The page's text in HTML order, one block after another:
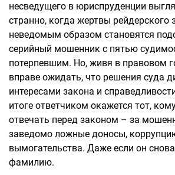
несведущего в юриспруденции
странно, когда жертвы рейдерского
неведомым образом становятся
серийный мошенник с пятью
потерпевшим. Но, живя в правовом
вправе ожидать, что решения суда
интересами закона и
итоге ответчиком окажется тот,
отвечать перед законом – за
заведомо ложные доносы,
вымогательства. Даже если он
фамилию.